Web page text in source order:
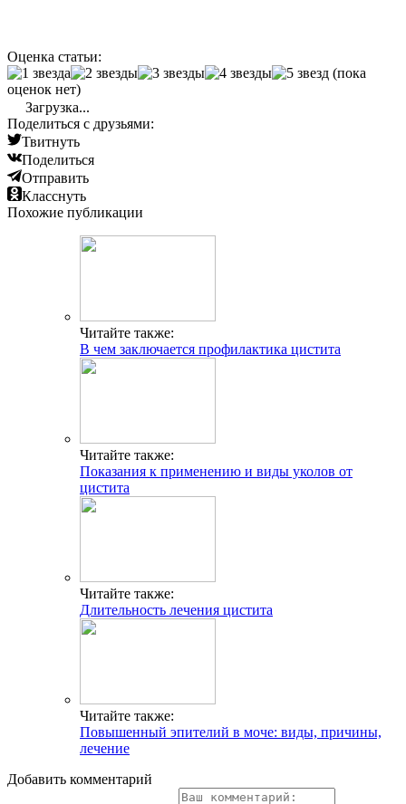
Оценка статьи:
(пока
оценок нет)
Загрузка...
Поделиться с друзьями:
Твитнуть
Поделиться
Отправить
Класснуть
Похожие публикации
Читайте также:
В чем заключается профилактика цистита
Читайте также:
Показания к применению и виды уколов от
цистита
Читайте также:
Длительность лечения цистита
Читайте также:
Повышенный эпителий в моче: виды, причины,
лечение
Добавить комментарий